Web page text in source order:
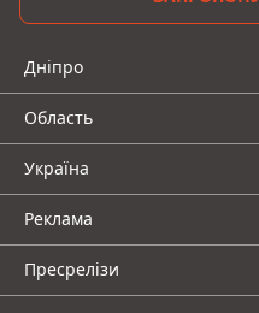
Дніпро
Область
Україна
Реклама
Пресрелізи